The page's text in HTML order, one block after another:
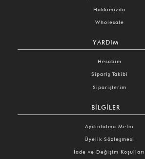
Hakkımızda
Wholesale
YARDIM
Hesabım
Sipariş Takibi
Siparişlerim
BILGILER
Aydınlatma Metni
Üyelik Sözleşmesi
İade ve Değişim Koşulları